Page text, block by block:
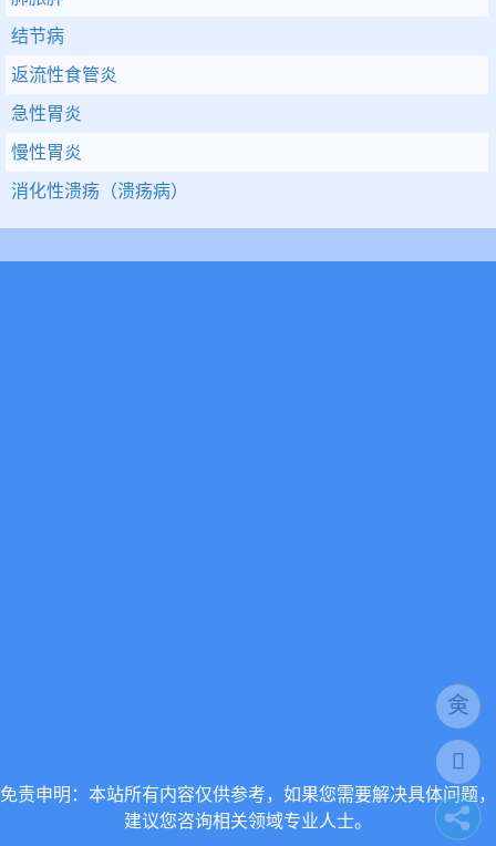
结节病
返流性食管炎
急性胃炎
慢性胃炎
消化性溃疡（溃疡病）
免责申明：本站所有内容仅供参考，如果您需要解决具体问题，
建议您咨询相关领域专业人士。